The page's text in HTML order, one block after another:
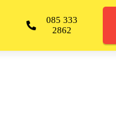
085 333
2862